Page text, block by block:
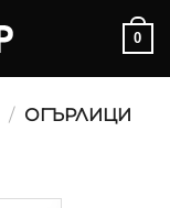
0
/ ОГЪРЛИЦИ